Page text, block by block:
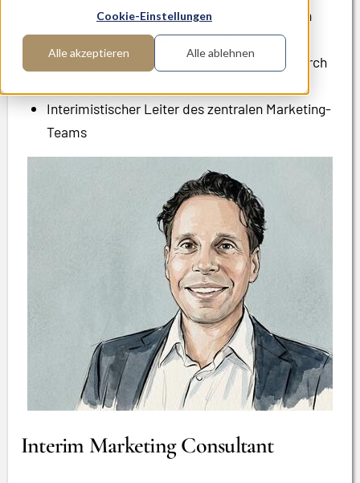
Cookie-Einstellungen
Alle akzeptieren Alle ablehnen
Auswahlprozess: Anforderungen der Marken
erheben und Use Cases entwickeln
Marketing Cloud Anbieter evaluieren und durch
Interimistischer Leiter des zentralen Marketing-
Teams
Interim Marketing Consultant